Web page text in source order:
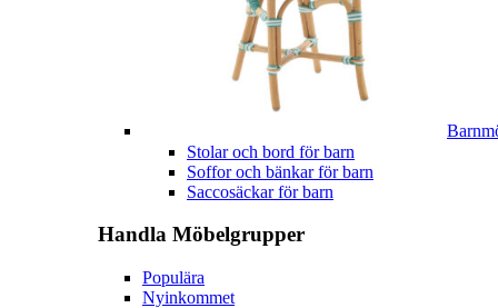
Stolar och bord för barn
Soffor och bänkar för barn
Saccosäckar för barn
Handla Möbelgrupper
Populära
Nyinkommet